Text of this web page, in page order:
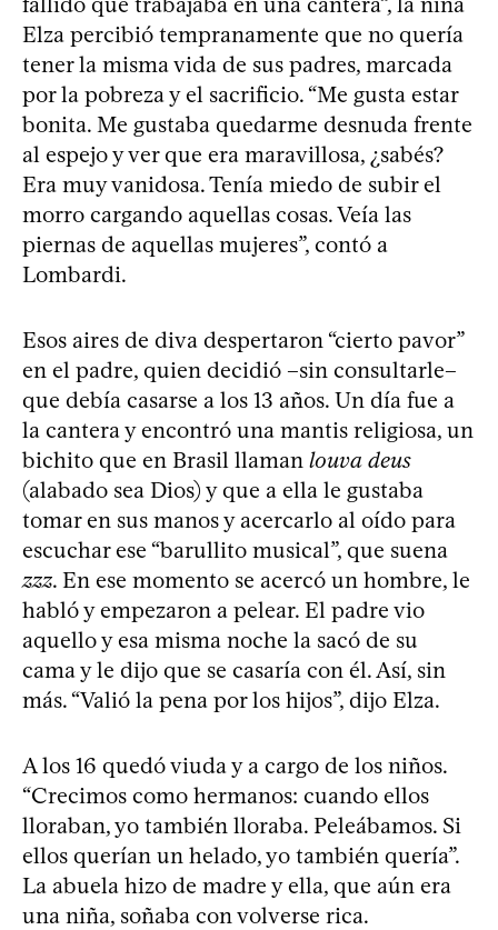
Elza percibió tempranamente que no quería
tener la misma vida de sus padres, marcada
por la pobreza y el sacrificio. “Me gusta estar
bonita. Me gustaba quedarme desnuda frente
al espejo y ver que era maravillosa, ¿sabés?
Era muy vanidosa. Tenía miedo de subir el
morro cargando aquellas cosas. Veía las
piernas de aquellas mujeres”, contó a
Lombardi.
Esos aires de diva despertaron “cierto pavor”
en el padre, quien decidió –sin consultarle–
que debía casarse a los 13 años. Un día fue a
la cantera y encontró una mantis religiosa, un
bichito que en Brasil llaman louva deus
(alabado sea Dios) y que a ella le gustaba
tomar en sus manos y acercarlo al oído para
escuchar ese “barullito musical”, que suena
zzz. En ese momento se acercó un hombre, le
habló y empezaron a pelear. El padre vio
aquello y esa misma noche la sacó de su
cama y le dijo que se casaría con él. Así, sin
más. “Valió la pena por los hijos”, dijo Elza.
A los 16 quedó viuda y a cargo de los niños.
“Crecimos como hermanos: cuando ellos
lloraban, yo también lloraba. Peleábamos. Si
ellos querían un helado, yo también quería”.
La abuela hizo de madre y ella, que aún era
una niña, soñaba con volverse rica.